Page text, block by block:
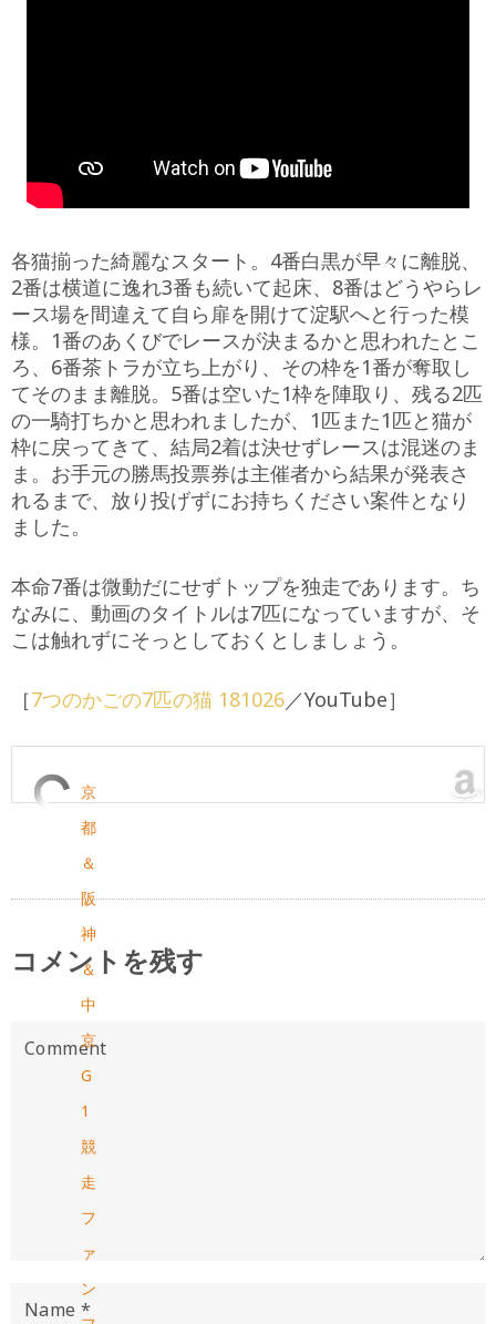
各猫揃った綺麗なスタート。4番白黒が早々に離脱、
2番は横道に逸れ3番も続いて起床、8番はどうやらレ
ース場を間違えて自ら扉を開けて淀駅へと行った模
様。1番のあくびでレースが決まるかと思われたとこ
ろ、6番茶トラが立ち上がり、その枠を1番が奪取し
てそのまま離脱。5番は空いた1枠を陣取り、残る2匹
の一騎打ちかと思われましたが、1匹また1匹と猫が
枠に戻ってきて、結局2着は決せずレースは混迷のま
ま。お手元の勝馬投票券は主催者から結果が発表さ
れるまで、放り投げずにお持ちください案件となり
ました。
本命7番は微動だにせずトップを独走であります。ち
なみに、動画のタイトルは7匹になっていますが、そ
こは触れずにそっとしておくとしましょう。
［7つのかごの7匹の猫 181026／YouTube］
京
都
＆
阪
神
＆
中
京
G
1
競
走
フ
ァ
ン
コメントを残す